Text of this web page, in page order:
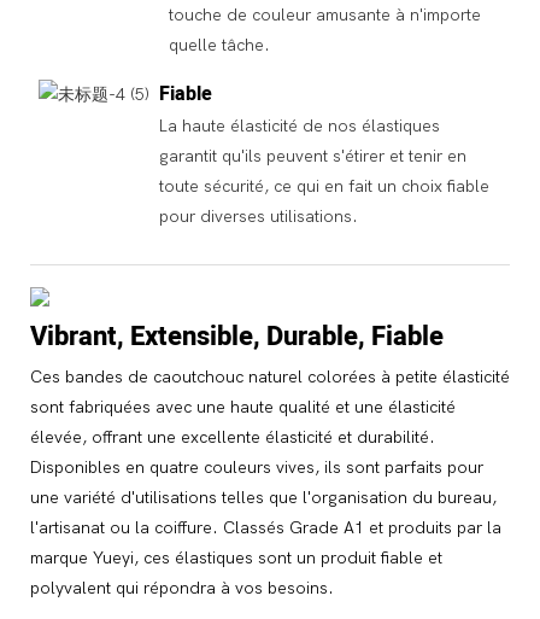
touche de couleur amusante à n'importe
quelle tâche.
Fiable
La haute élasticité de nos élastiques
garantit qu'ils peuvent s'étirer et tenir en
toute sécurité, ce qui en fait un choix fiable
pour diverses utilisations.
Vibrant, Extensible, Durable, Fiable
Ces bandes de caoutchouc naturel colorées à petite élasticité
sont fabriquées avec une haute qualité et une élasticité
élevée, offrant une excellente élasticité et durabilité.
Disponibles en quatre couleurs vives, ils sont parfaits pour
une variété d'utilisations telles que l'organisation du bureau,
l'artisanat ou la coiffure. Classés Grade A1 et produits par la
marque Yueyi, ces élastiques sont un produit fiable et
polyvalent qui répondra à vos besoins.